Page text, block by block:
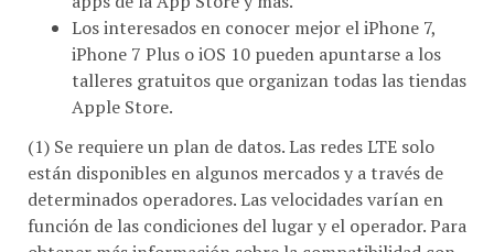
Los interesados en conocer mejor el iPhone 7,
iPhone 7 Plus o iOS 10 pueden apuntarse a los
talleres gratuitos que organizan todas las tiendas
Apple Store.
(1) Se requiere un plan de datos. Las redes LTE solo
están disponibles en algunos mercados y a través de
determinados operadores. Las velocidades varían en
función de las condiciones del lugar y el operador. Para